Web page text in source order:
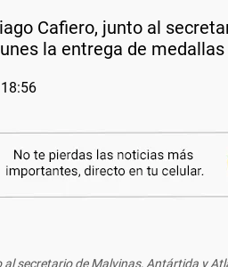
Cafiero, junto al
la entrega de
secretario de Malvinas, Antártida y